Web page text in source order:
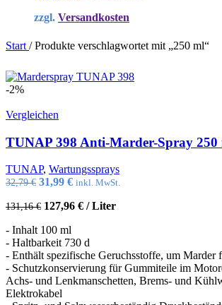
zzgl. Versandkosten
Start / Produkte verschlagwortet mit „250 ml“
-2%
Vergleichen
TUNAP 398 Anti-Marder-Spray 250
TUNAP, Wartungssprays
32,79€ Ursprünglicher
war:
31,99 €Aktueller
ist:
inkl. MwSt.
131,16€ 127,96 € /Liter
- Inhalt 100 ml
- Haltbarkeit 730 d
- Enthält spezifische Geruchsstoffe, um Marder
- Schutzkonservierung für Gummiteile im
Achs- und Lenkmanschetten, Brems- und
Elektrokabel